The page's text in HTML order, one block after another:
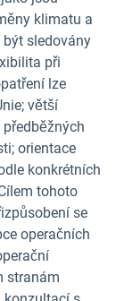
klimatu a
sledovány
při
lze
větší
orientace
konkrétních
tohoto
se
operačních
stranám